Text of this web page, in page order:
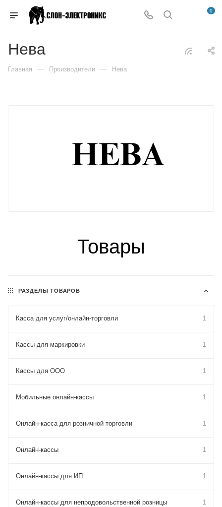
0
Нева
Главная — Производители — Нева
Товары
РАЗДЕЛЫ ТОВАРОВ
Касса для услуг/онлайн-торговли 1
Кассы для маркировки 1
Кассы для ООО 1
Мобильные онлайн-кассы 1
Онлайн-касса для розничной торговли 1
Онлайн-кассы 1
Онлайн-кассы для ИП 1
Онлайн-кассы для непродовольственной розницы 1